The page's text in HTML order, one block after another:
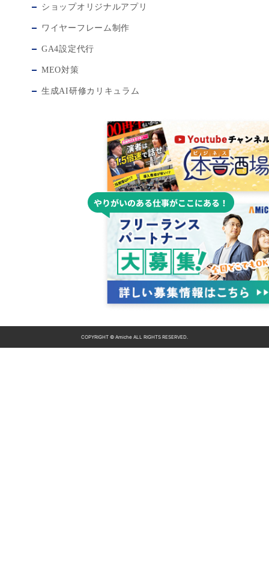
ショップオリジナルアプリ
ワイヤーフレーム制作
GA4設定代行
MEO対策
生成AI研修カリキュラム
COPYRIGHT © Amiche ALL RIGHTS RESERVED.